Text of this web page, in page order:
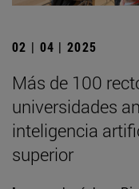
02 | 04 | 2025
Más de 100
universidades
inteligencia
superior